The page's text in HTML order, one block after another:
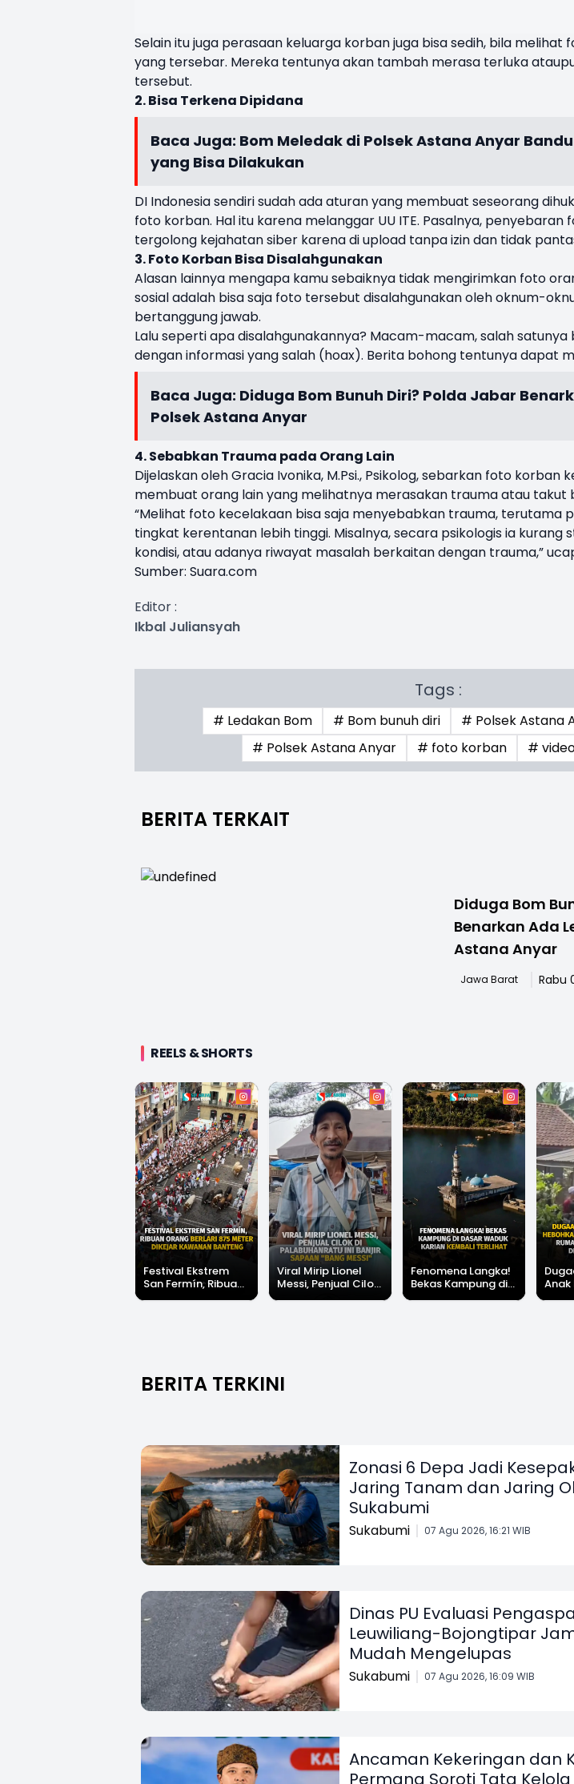
Selain itu juga perasaan keluarga korban juga bisa sedih, bila melihat
yang tersebar. Mereka tentunya akan tambah merasa terluka
tersebut.
2. Bisa Terkena Dipidana
Baca Juga: Bom Meledak di Polsek Astana Anyar
yang Bisa Dilakukan
DI Indonesia sendiri sudah ada aturan yang membuat seseorang
foto korban. Hal itu karena melanggar UU ITE. Pasalnya,
tergolong kejahatan siber karena di upload tanpa izin dan tidak
3. Foto Korban Bisa Disalahgunakan
Alasan lainnya mengapa kamu sebaiknya tidak mengirimkan foto
sosial adalah bisa saja foto tersebut disalahgunakan oleh oknum-
bertanggung jawab.
Lalu seperti apa disalahgunakannya? Macam-macam, salah
dengan informasi yang salah (hoax). Berita bohong tentunya dapat
Baca Juga: Diduga Bom Bunuh Diri? Polda Jabar
Polsek Astana Anyar
4. Sebabkan Trauma pada Orang Lain
Dijelaskan oleh Gracia Ivonika, M.Psi., Psikolog, sebarkan foto korban
membuat orang lain yang melihatnya merasakan trauma atau takut
“Melihat foto kecelakaan bisa saja menyebabkan trauma, terutama
tingkat kerentanan lebih tinggi. Misalnya, secara psikologis ia kurang
kondisi, atau adanya riwayat masalah berkaitan dengan trauma,”
Sumber: Suara.com
Editor :
Ikbal Juliansyah
Tags :
# Ledakan Bom # Bom bunuh diri
# Polsek Astana
# Polsek Astana Anyar
# foto korban #
BERITA TERKAIT
Diduga Bom
Benarkan Ada
Astana Anyar
Jawa Barat Rabu
REELS & SHORTS
Festival Ekstrem
San Fermín, Ribuan
Orang Berlari 875
Viral Mirip Lionel
Messi, Penjual Cilok
di Palabuhanratu Ini
Fenomena Langka!
Bekas Kampung di
Dasar Waduk Karian
Anak
BERITA TERKINI
Zonasi 6 Depa Jadi
Jaring Tanam dan Jaring
Sukabumi
Sukabumi 07 Agu 2026, 16:21 WIB
Dinas PU Evaluasi
Leuwiliang-Bojongtipar
Mudah Mengelupas
Sukabumi 07 Agu 2026, 16:09 WIB
Ancaman Kekeringan dan
Permana Soroti Tata